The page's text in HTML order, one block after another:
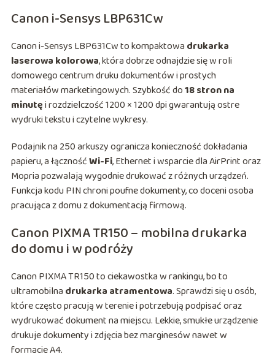
Canon i-Sensys LBP631Cw
Canon i-Sensys LBP631Cw to kompaktowa drukarka
laserowa kolorowa, która dobrze odnajdzie się w roli
domowego centrum druku dokumentów i prostych
materiałów marketingowych. Szybkość do18 stron na
minutęi rozdzielczość 1200 × 1200 dpi gwarantują ostre
wydruki tekstu i czytelne wykresy.
Podajnik na 250 arkuszy ogranicza konieczność dokładania
papieru, a łącznośćWi-Fi, Ethernet i wsparcie dla AirPrint oraz
Mopria pozwalają wygodnie drukować z różnych urządzeń.
Funkcja kodu PIN chroni poufne dokumenty, co doceni osoba
pracująca z domu z dokumentacją firmową.
Canon PIXMA TR150 – mobilna drukarka
do domu i w podróży
Canon PIXMA TR150 to ciekawostka w rankingu, bo to
ultramobilna drukarka atramentowa. Sprawdzi się u osób,
które często pracują w terenie i potrzebują podpisać oraz
wydrukować dokument na miejscu. Lekkie, smukłe urządzenie
drukuje dokumenty i zdjęcia bez marginesów nawet w
formacie A4.